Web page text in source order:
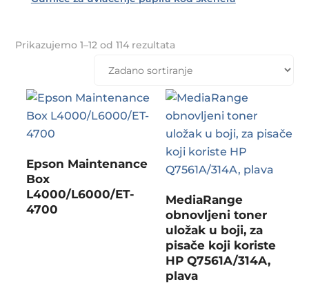
Prikazujemo 1–12 od 114 rezultata
Epson Maintenance
Box
L4000/L6000/ET-
4700
MediaRange
obnovljeni toner
uložak u boji, za
pisače koji koriste
HP Q7561A/314A,
plava